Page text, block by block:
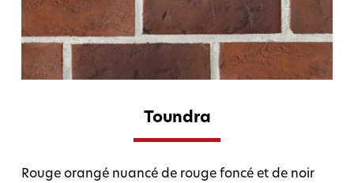
Toundra
Rouge orangé nuancé de rouge foncé et de noir